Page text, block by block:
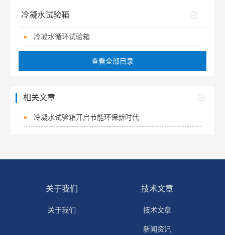
冷凝水试验箱
冷凝水循环试验箱
查看全部目录
相关文章
冷凝水试验箱开启节能环保新时代
关于我们
关于我们
技术文章
技术文章
新闻资讯